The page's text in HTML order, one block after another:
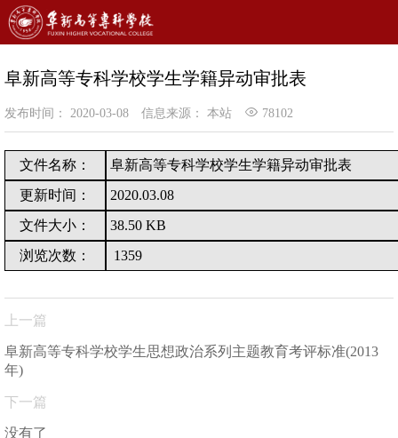
阜新高等专科学校学生学籍异动审批表
发布时间： 2020-03-08 信息来源： 本站 78102
文件名称：
阜新高等专科学校学生学籍异动审批表
更新时间：
2020.03.08
文件大小：
38.50 KB
浏览次数：
1359
上一篇
阜新高等专科学校学生思想政治系列主题教育考评标准(2013
年)
下一篇
没有了